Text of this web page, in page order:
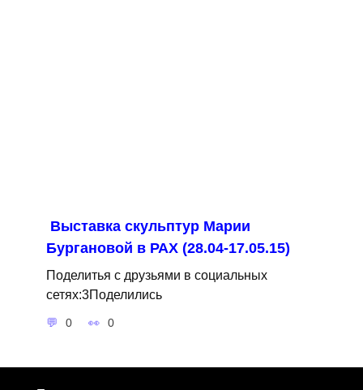
Выставка скульптур Марии
Бургановой в РАХ (28.04-17.05.15)
Поделитья с друзьями в социальных
сетях:3Поделились
0 0